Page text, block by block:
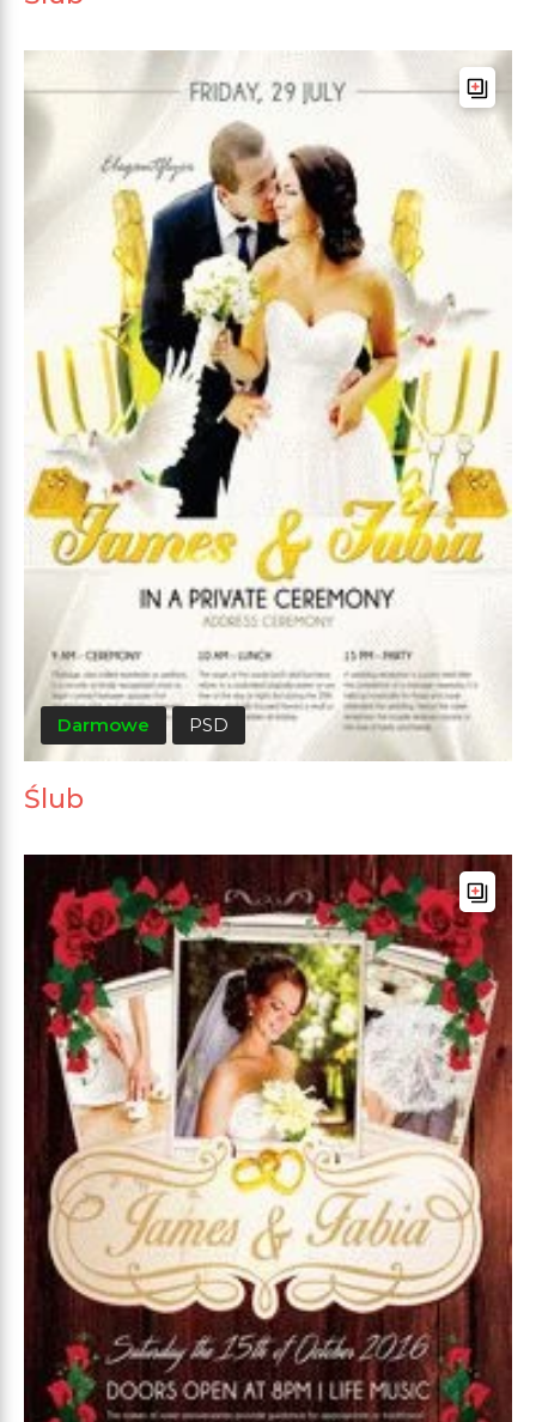
Darmowe PSD
Ślub